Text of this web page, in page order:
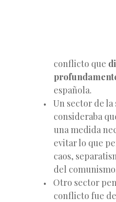
conflicto que
española.
Un sector de la
consideraba
una medida
evitar lo que
caos,
del
Otro sector
conflicto fue